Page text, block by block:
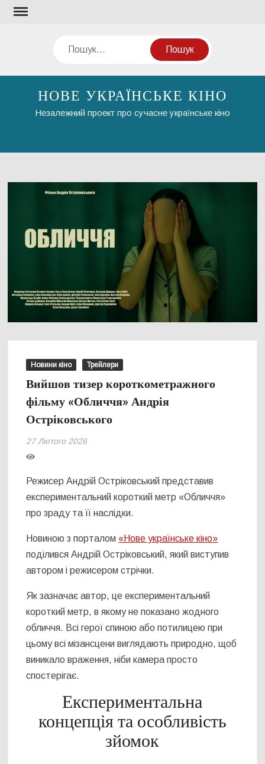
Перейти
Пошук
НОВЕ УКРАЇНСЬКЕ КІНО
Незалежний проект про сучасне українське кіно
Новини кіно Трейлери
Вийшов тизер короткометражного
фільму «Обличчя» Андрія
Остріковського
27 Лютого 2026
Режисер Андрій Остріковський представив
експериментальний короткий метр «Обличчя»
про зраду та її наслідки.
Новиною з порталом «Нове українське кіно»
поділився Андрій Остріковський, який виступив
автором і режисером стрічки.
Як зазначає автор, це експериментальний
короткий метр, в якому не показано жодного
обличчя. Всі герої спиною або потилицею при
цьому всі мізансцени виглядають природно, щоб
виникало враження, ніби камера просто
спостерігає.
Експериментальна
концепція та особливість
зйомок